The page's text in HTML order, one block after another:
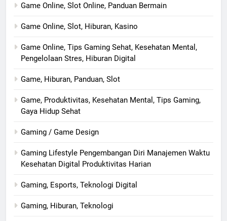
Game Online, Slot Online, Panduan Bermain
Game Online, Slot, Hiburan, Kasino
Game Online, Tips Gaming Sehat, Kesehatan Mental,
Pengelolaan Stres, Hiburan Digital
Game, Hiburan, Panduan, Slot
Game, Produktivitas, Kesehatan Mental, Tips Gaming,
Gaya Hidup Sehat
Gaming / Game Design
Gaming Lifestyle Pengembangan Diri Manajemen Waktu
Kesehatan Digital Produktivitas Harian
Gaming, Esports, Teknologi Digital
Gaming, Hiburan, Teknologi